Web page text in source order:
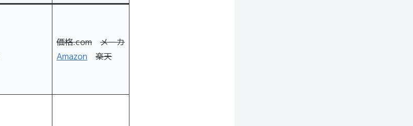
価格.com
メーカ
Amazon
楽天